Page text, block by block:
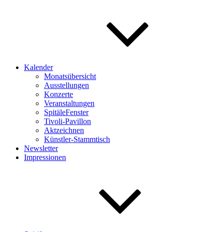
Kalender
Monatsübersicht
Ausstellungen
Konzerte
Veranstaltungen
SpitäleFenster
Tivoli-Pavillon
Aktzeichnen
Künstler-Stammtisch
Newsletter
Impressionen